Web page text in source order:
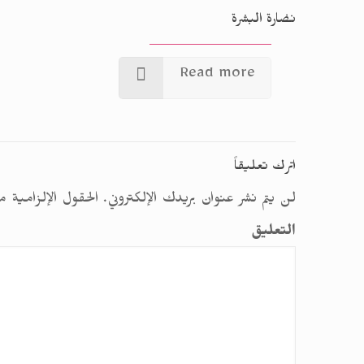
نضارة البشرة
Read more
اترك تعليقاً
لن يتم نشر عنوان بريدك الإلكتروني. الحقول الإلزامية
التعليق